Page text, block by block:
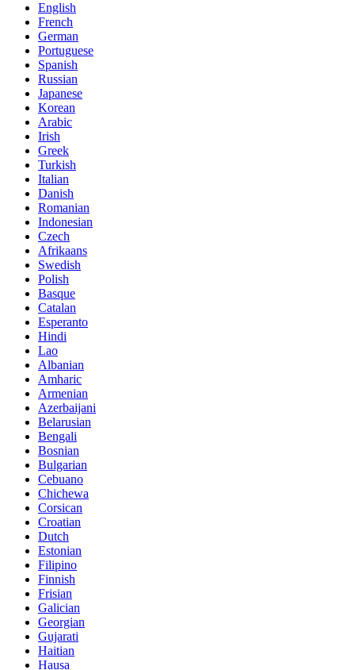
English
French
German
Portuguese
Spanish
Russian
Japanese
Korean
Arabic
Irish
Greek
Turkish
Italian
Danish
Romanian
Indonesian
Czech
Afrikaans
Swedish
Polish
Basque
Catalan
Esperanto
Hindi
Lao
Albanian
Amharic
Armenian
Azerbaijani
Belarusian
Bengali
Bosnian
Bulgarian
Cebuano
Chichewa
Corsican
Croatian
Dutch
Estonian
Filipino
Finnish
Frisian
Galician
Georgian
Gujarati
Haitian
Hausa